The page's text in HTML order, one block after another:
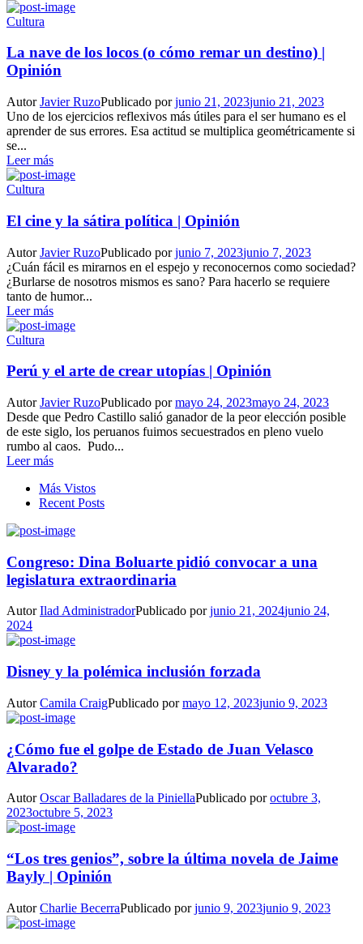
Cultura
La nave de los locos (o cómo remar un destino) |
Opinión
AutorJavier RuzoPublicado porjunio 21, 2023junio 21, 2023
Uno de los ejercicios reflexivos más útiles para el ser humano es el
aprender de sus errores. Esa actitud se multiplica geométricamente si
se...
Leer más
Cultura
El cine y la sátira política | Opinión
AutorJavier RuzoPublicado porjunio 7, 2023junio 7, 2023
¿Cuán fácil es mirarnos en el espejo y reconocernos como sociedad?
¿Burlarse de nosotros mismos es sano? Para hacerlo se requiere
tanto de humor...
Leer más
Cultura
Perú y el arte de crear utopías | Opinión
AutorJavier RuzoPublicado pormayo 24, 2023mayo 24, 2023
Desde que Pedro Castillo salió ganador de la peor elección posible
de este siglo, los peruanos fuimos secuestrados en pleno vuelo
rumbo al caos. Pudo...
Leer más
Más Vistos
Recent Posts
Congreso: Dina Boluarte pidió convocar a una
legislatura extraordinaria
AutorIlad AdministradorPublicado porjunio 21, 2024junio 24,
2024
Disney y la polémica inclusión forzada
AutorCamila CraigPublicado pormayo 12, 2023junio 9, 2023
¿Cómo fue el golpe de Estado de Juan Velasco
Alvarado?
AutorOscar Balladares de la PiniellaPublicado poroctubre 3,
2023octubre 5, 2023
“Los tres genios”, sobre la última novela de Jaime
Bayly | Opinión
AutorCharlie BecerraPublicado porjunio 9, 2023junio 9, 2023